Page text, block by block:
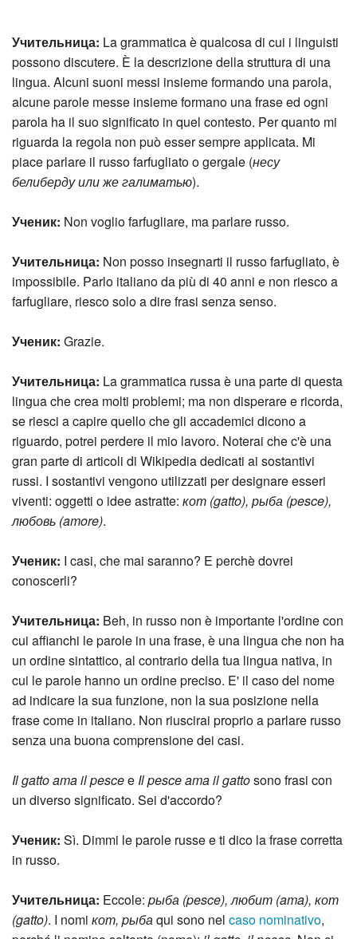
Учительница: La grammatica è qualcosa di cui i linguisti
possono discutere. È la descrizione della struttura di una
lingua. Alcuni suoni messi insieme formando una parola,
alcune parole messe insieme formano una frase ed ogni
parola ha il suo significato in quel contesto. Per quanto mi
riguarda la regola non può esser sempre applicata. Mi
piace parlare il russo farfugliato o gergale (несу
белиберду или же галиматью).
Ученик: Non voglio farfugliare, ma parlare russo.
Учительница: Non posso insegnarti il russo farfugliato, è
impossibile. Parlo italiano da più di 40 anni e non riesco a
farfugliare, riesco solo a dire frasi senza senso.
Ученик: Grazie.
Учительница: La grammatica russa è una parte di questa
lingua che crea molti problemi; ma non disperare e ricorda,
se riesci a capire quello che gli accademici dicono a
riguardo, potrei perdere il mio lavoro. Noterai che c'è una
gran parte di articoli di Wikipedia dedicati ai sostantivi
russi. I sostantivi vengono utilizzati per designare esseri
viventi: oggetti o idee astratte: кот (gatto), рыба (pesce),
любовь (amore)
Ученик: I casi, che mai saranno? E perchè dovrei
conoscerli?
Учительница: Beh, in russo non è importante l'ordine con
cui affianchi le parole in una frase, è una lingua che non ha
un ordine sintattico, al contrario della tua lingua nativa, in
cui le parole hanno un ordine preciso. E' il caso del nome
ad indicare la sua funzione, non la sua posizione nella
frase come in italiano. Non riuscirai proprio a parlare russo
senza una buona comprensione dei casi.
Il gatto ama il pescee Il pesce ama il gattosono frasi con
un diverso significato. Sei d'accordo?
Ученик: Sì. Dimmi le parole russe e ti dico la frase corretta
in russo.
Учительница: Eccole: pыба (pesce), любит (ama), кот
(gatto) . I nomi кот, pыба qui sono nel caso nominativo